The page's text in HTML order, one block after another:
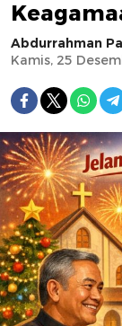
Abdurrahman
Kamis, 25